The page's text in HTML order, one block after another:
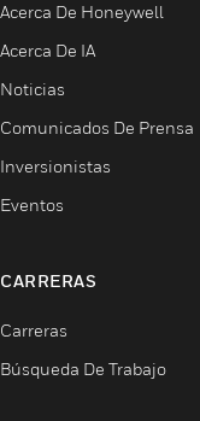
Acerca De Honeywell
Acerca De IA
Noticias
Comunicados De Prensa
Inversionistas
Eventos
CARRERAS
Carreras
Búsqueda De Trabajo